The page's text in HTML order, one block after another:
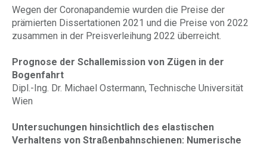
Wegen der Coronapandemie wurden die Preise der
prämierten Dissertationen 2021 und die Preise von 2022
zusammen in der Preisverleihung 2022 überreicht.
Prognose der Schallemission von Zügen in der
Bogenfahrt
Dipl.-Ing. Dr. Michael Ostermann, Technische Universität
Wien
Untersuchungen hinsichtlich des elastischen
Verhaltens von Straßenbahnschienen: Numerische